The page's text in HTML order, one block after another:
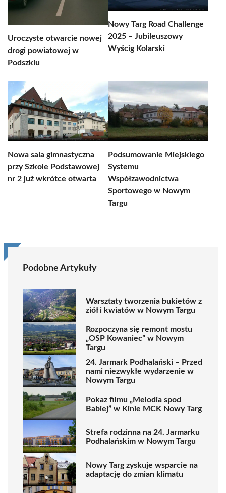
Uroczyste otwarcie nowej
drogi powiatowej w
Podszklu
Nowy Targ Road Challenge
2025 – Jubileuszowy
Wyścig Kolarski
Nowa sala gimnastyczna
przy Szkole Podstawowej
nr 2 już wkrótce otwarta
Podsumowanie Miejskiego
Systemu
Współzawodnictwa
Sportowego w Nowym
Targu
Podobne Artykuły
Warsztaty tworzenia bukietów z
ziół i kwiatów w Nowym Targu
Rozpoczyna się remont mostu
„OSP Kowaniec” w Nowym
Targu
24. Jarmark Podhalański – Przed
nami niezwykłe wydarzenie w
Nowym Targu
Pokaz filmu „Melodia spod
Babiej” w Kinie MCK Nowy Targ
Strefa rodzinna na 24. Jarmarku
Podhalańskim w Nowym Targu
Nowy Targ zyskuje wsparcie na
adaptację do zmian klimatu